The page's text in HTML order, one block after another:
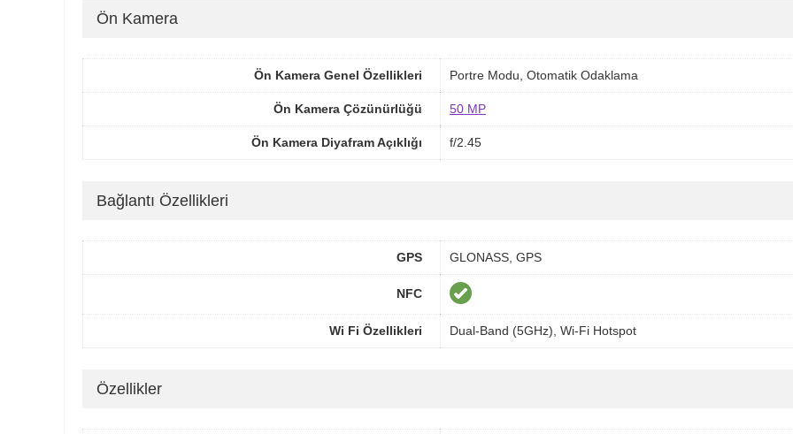
Ön Kamera
Ön Kamera Genel Özellikleri Portre Modu, Otomatik Odaklama
Ön Kamera Çözünürlüğü 50 MP
Ön Kamera Diyafram Açıklığı f/2.45
Bağlantı Özellikleri
GPS GLONASS, GPS
NFC
Wi Fi Özellikleri Dual-Band (5GHz), Wi-Fi Hotspot
Özellikler